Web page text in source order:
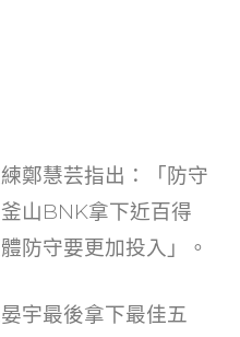
鄭慧芸指出：「防守
山BNK拿下近百得
防守要更加投入」。
宇最後拿下最佳五